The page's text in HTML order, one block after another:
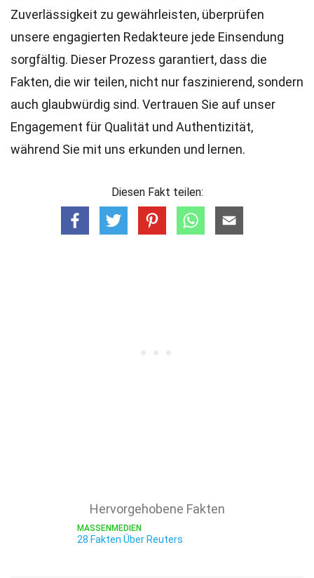
Zuverlässigkeit zu gewährleisten, überprüfen
unsere engagierten Redakteure jede Einsendung
sorgfältig. Dieser Prozess garantiert, dass die
Fakten, die wir teilen, nicht nur faszinierend, sondern
auch glaubwürdig sind. Vertrauen Sie auf unser
Engagement für Qualität und Authentizität,
während Sie mit uns erkunden und lernen.
Diesen Fakt teilen:
Hervorgehobene Fakten
MASSENMEDIEN
28 Fakten Über Reuters